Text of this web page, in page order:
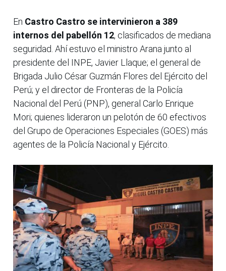
En Castro Castro se intervinieron a 389
internos del pabellón 12, clasificados de mediana
seguridad. Ahí estuvo el ministro Arana junto al
presidente del INPE, Javier Llaque; el general de
Brigada Julio César Guzmán Flores del Ejército del
Perú; y el director de Fronteras de la Policía
Nacional del Perú (PNP), general Carlo Enrique
Mori; quienes lideraron un pelotón de 60 efectivos
del Grupo de Operaciones Especiales (GOES) más
agentes de la Policía Nacional y Ejército.